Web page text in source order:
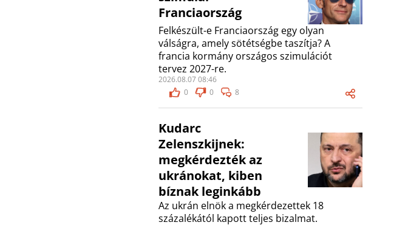
Franciaország
Felkészült-e Franciaország egy olyan
válságra, amely sötétségbe taszítja? A
francia kormány országos szimulációt
tervez 2027-re.
2026.08.07 08:46
0
0 8
Kudarc
Zelenszkijnek:
megkérdezték az
ukránokat, kiben
bíznak leginkább
Az ukrán elnök a megkérdezettek 18
százalékától kapott teljes bizalmat.